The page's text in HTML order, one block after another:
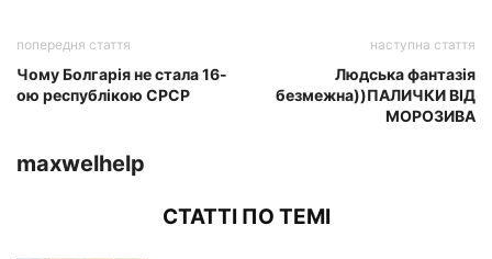
попередня стаття
Чому Болгарія не стала 16-
ою республікою СРСР
наступна стаття
Людська фантазія
безмежна))ПАЛИЧКИ ВІД
МОРОЗИВА
maxwelhelp
СТАТТІ ПО ТЕМІ